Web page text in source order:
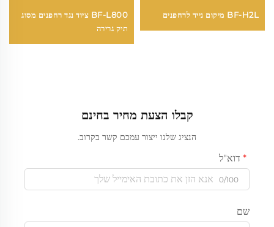
BF-H2L מיקום נייד לרחפנים
BF-L800 ציוד נגד רחפנים מסוג
תיק גרירה
קבלו הצעת מחיר בחינם
הנציג שלנו ייצור עמכם קשר בקרוב.
דוא"ל
0/100
שם